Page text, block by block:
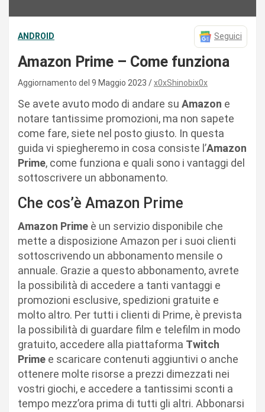
ANDROID Seguici
Amazon Prime – Come funziona
Aggiornamento del 9 Maggio 2023 x0xShinobix0x
Se avete avuto modo di andare su Amazon e
notare tantissime promozioni, ma non sapete
come fare, siete nel posto giusto. In questa
guida vi spiegheremo in cosa consiste l’Amazon
Prime, come funziona e quali sono i vantaggi del
sottoscrivere un abbonamento.
Che cos’è Amazon Prime
Amazon Prime è un servizio disponibile che
mette a disposizione Amazon per i suoi clienti
sottoscrivendo un abbonamento mensile o
annuale. Grazie a questo abbonamento, avrete
la possibilità di accedere a tanti vantaggi e
promozioni esclusive, spedizioni gratuite e
molto altro. Per tutti i clienti di Prime, è prevista
la possibilità di guardare film e telefilm in modo
gratuito, accedere alla piattaforma Twitch
Prime e scaricare contenuti aggiuntivi o anche
ottenere molte risorse a prezzi dimezzati nei
vostri giochi, e accedere a tantissimi sconti a
tempo mezz’ora prima di tutti gli altri. Abbonarsi